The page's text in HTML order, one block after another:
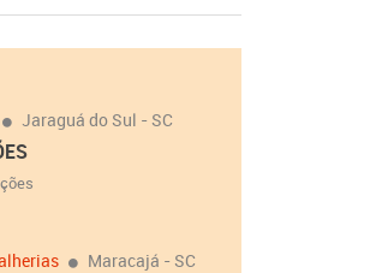
Jaraguá do Sul - SC
Maracajá - SC